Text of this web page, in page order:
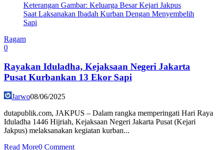
Keterangan Gambar: Keluarga Besar Kejari Jakpus
Saat Laksanakan Ibadah Kurban Dengan Menyembelih
Sapi
Ragam
0
Rayakan Iduladha, Kejaksaan Negeri Jakarta
Pusat Kurbankan 13 Ekor Sapi
Jarwo08/06/2025
dutapublik.com, JAKPUS – Dalam rangka memperingati Hari Raya
Iduladha 1446 Hijriah, Kejaksaan Negeri Jakarta Pusat (Kejari
Jakpus) melaksanakan kegiatan kurban...
Read More0 Comment